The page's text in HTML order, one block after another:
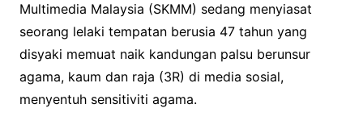
Multimedia Malaysia (SKMM) sedang menyiasat
seorang lelaki tempatan berusia 47 tahun yang
disyaki memuat naik kandungan palsu berunsur
agama, kaum dan raja (3R) di media sosial,
menyentuh sensitiviti agama.